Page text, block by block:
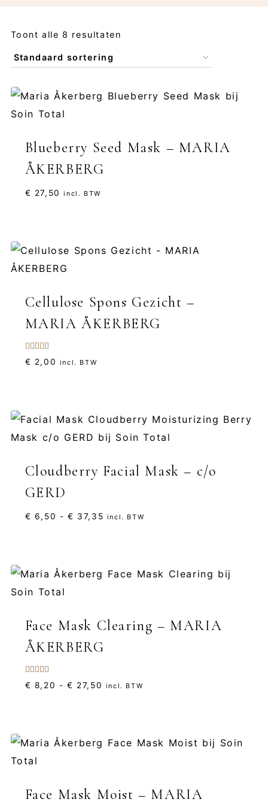
Toont alle 8 resultaten
Blueberry Seed Mask – MARIA
ÅKERBERG
€ 27,50 incl. BTW
Cellulose Spons Gezicht –
MARIA ÅKERBERG
Gewaardeerd
5.00
€ 2,00 incl. BTW
Cloudberry Facial Mask – c/o
GERD
€ 6,50 - € 37,35 Prijsklasse:
incl. BTW
Face Mask Clearing – MARIA
ÅKERBERG
Gewaardeerd
5.00
€ 8,20 - € 27,50 Prijsklasse:
incl. BTW
Face Mask Moist – MARIA